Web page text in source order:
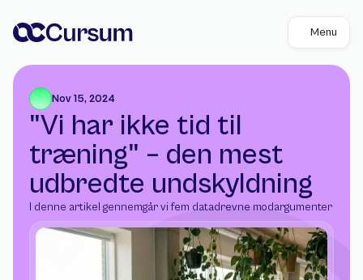
Nov 15, 2024
"Vi har ikke tid til
træning" – den mest
udbredte undskyldning
I denne artikel gennemgår vi fem datadrevne modargumenter
Menu